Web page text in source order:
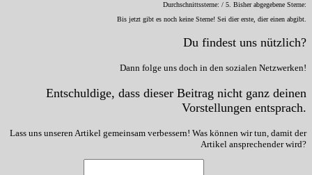
Durchschnittssterne: / 5. Bisher abgegebene Sterne:
Bis jetzt gibt es noch keine Sterne! Sei dier erste, dier einen abgibt.
Du findest uns nützlich?
Dann folge uns doch in den sozialen Netzwerken!
Entschuldige, dass dieser Beitrag nicht ganz deinen
Vorstellungen entsprach.
Lass uns unseren Artikel gemeinsam verbessern! Was können wir tun, damit der
Artikel ansprechender wird?